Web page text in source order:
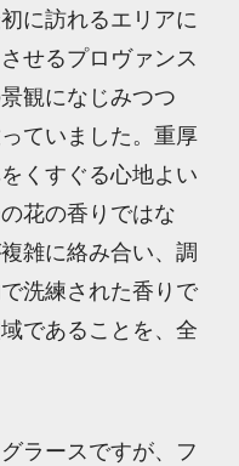
に訪れるエリアに
せるプロヴァンス
観になじみつつ
ていました。重厚
くすぐる心地よい
花の香りではな
雑に絡み合い、調
洗練された香りで
であることを、全
ラースですが、フ